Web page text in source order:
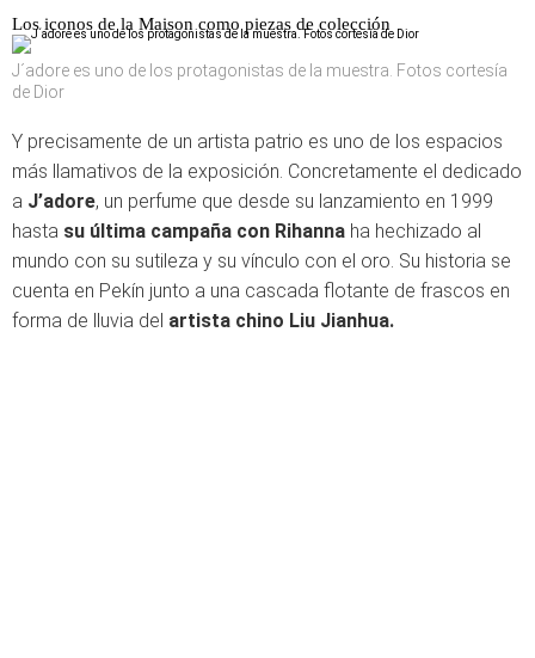
Los iconos de la Maison como piezas de colección
J´adore es uno de los protagonistas de la muestra. Fotos cortesía
de Dior
Y precisamente de un artista patrio es uno de los espacios
más llamativos de la exposición. Concretamente el dedicado
a J’adore, un perfume que desde su lanzamiento en 1999
hasta su última campaña con Rihanna ha hechizado al
mundo con su sutileza y su vínculo con el oro. Su historia se
cuenta en Pekín junto a una cascada flotante de frascos en
forma de lluvia del artista chino Liu Jianhua.